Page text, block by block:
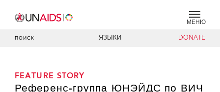
МЕНЮ
ПОИСК ЯЗЫКИ DONATE
FEATURE STORY
Референс-группа ЮНЭЙДС по ВИЧ